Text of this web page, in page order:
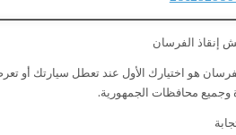
إنقاذ الفرسان
هو اختيارك الأول عند تعطل سيارتك
وجميع محافظات الجمهورية.